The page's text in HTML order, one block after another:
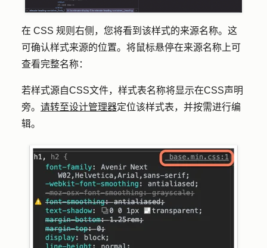
在 CSS 规则右侧，您将看到该样式的来源名称。这
可确认样式来源的位置。将鼠标悬停在来源名称上可
查看完整名称：
若样式源自CSS文件，样式表名称将显示在CSS声明
旁。 请转至设计管理器定位该样式表，并按需进行编
辑。